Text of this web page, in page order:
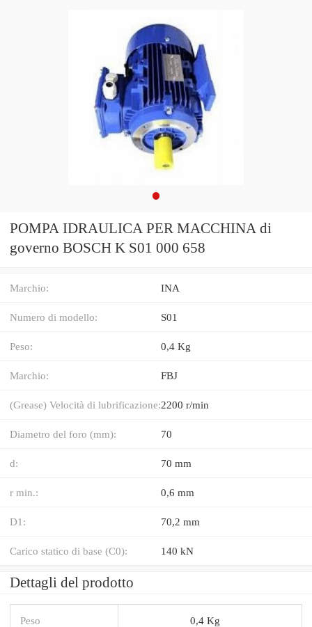
POMPA IDRAULICA PER MACCHINA di
governo BOSCH K S01 000 658
Marchio: INA
Numero di modello: S01
Peso: 0,4 Kg
Marchio: FBJ
(Grease) Velocità di lubrificazione:2200 r/min
Diametro del foro (mm): 70
d: 70 mm
r min.: 0,6 mm
D1: 70,2 mm
Carico statico di base (C0): 140 kN
Dettagli del prodotto
Peso 0,4 Kg